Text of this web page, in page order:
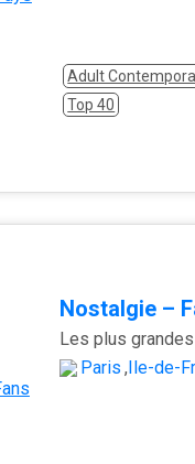
Adult
Top 40
Nostalgie –
Paris , Île-de-